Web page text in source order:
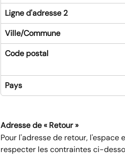
Ligne d'adresse 2
Ville/Commune
Code postal
Pays
Adresse de « Retour »
Pour l'adresse de retour,
respecter les contraintes ci-